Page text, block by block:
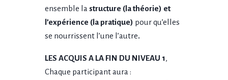
ensemble la structure (la théorie) et
l’expérience (la pratique) pour qu’elles
se nourrissent l’une l’autre.
LES ACQUIS A LA FIN DU NIVEAU 1,
Chaque participant aura :